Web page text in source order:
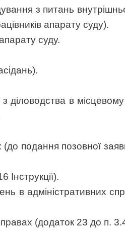
з питань
апарату суду).
суду.
діловодства в
подання позовної
Інструкції).
в адміністративних
(додаток 23 до п.